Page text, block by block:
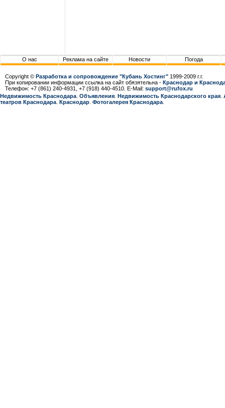
О нас Реклама на сайте Новости Погода
Copyright © Разработка и сопровождение "Кубань Хостинг" 1999-2009 г.г.
При копировании информации ссылка на сайт обязятельна - Краснодар и
Телефон: +7 (861) 240-4931, +7 (918) 440-4510. E-Mail: support@rufox.ru
Недвижимость Краснодара Объявления Недвижимость Краснодарcкого края
театров Краснодара Краснодар Фотогалерея Краснодара